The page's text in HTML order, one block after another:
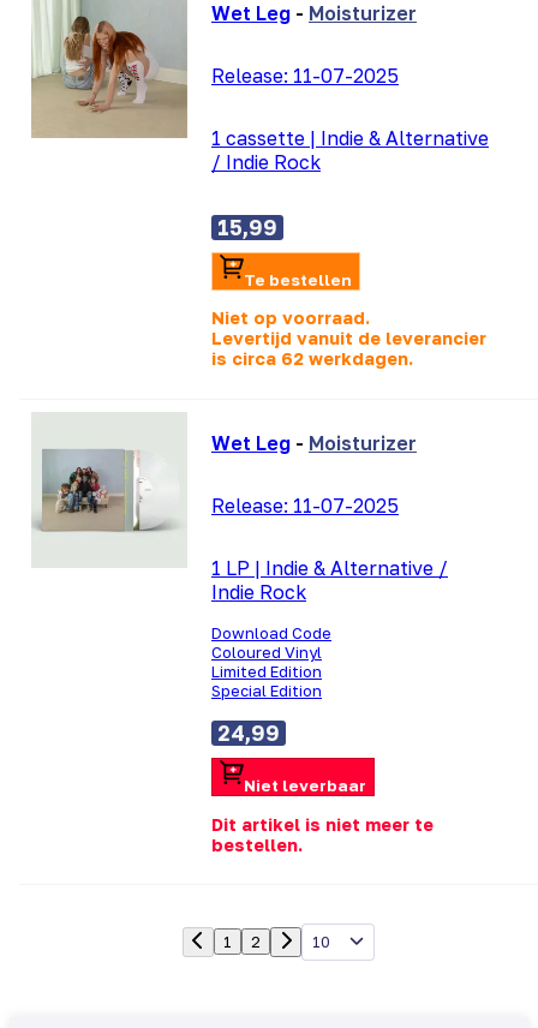
Wet Leg - Moisturizer
Release: 11-07-2025
1 cassette | Indie & Alternative
/ Indie Rock
15,99
Te bestellen
Niet op voorraad.
Levertijd vanuit de leverancier
is circa 62 werkdagen.
Wet Leg - Moisturizer
Release: 11-07-2025
1 LP | Indie & Alternative /
Indie Rock
Download Code
Coloured Vinyl
Limited Edition
Special Edition
24,99
Niet leverbaar
Dit artikel is niet meer te
bestellen.
1 2 10